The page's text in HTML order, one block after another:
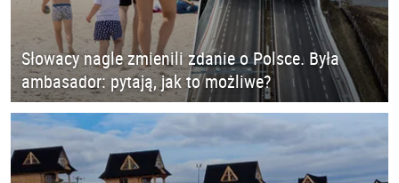
Słowacy nagle zmienili zdanie o Polsce. Była
ambasador: pytają, jak to możliwe?